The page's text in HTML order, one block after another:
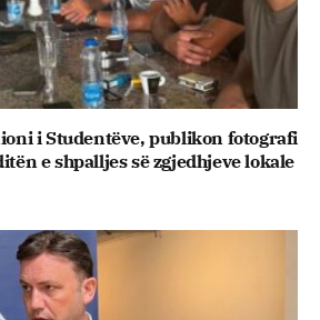
i Studentëve, publikon fotografi
e shpalljes së zgjedhjeve lokale